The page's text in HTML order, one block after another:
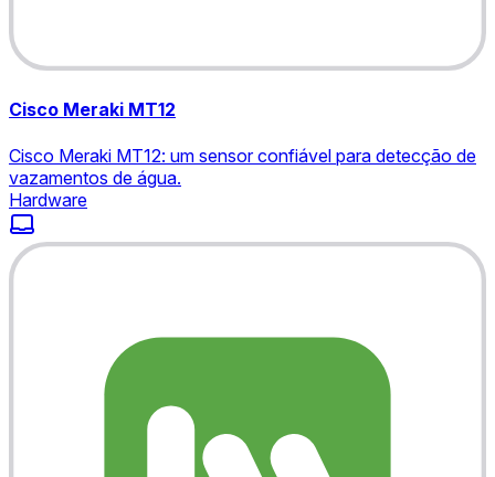
Cisco Meraki MT12
Cisco Meraki MT12: um sensor confiável para detecção de
vazamentos de água.
Hardware